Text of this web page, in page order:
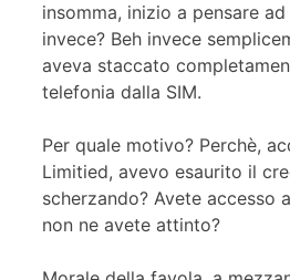
insomma, inizio a pensare
invece? Beh invece
aveva staccato
telefonia dalla SIM.
Per quale motivo? Perchè,
Limitied, avevo esaurito il
scherzando? Avete accesso
non ne avete attinto?